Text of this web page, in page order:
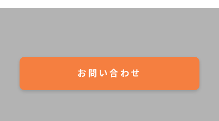
お問い合わせ